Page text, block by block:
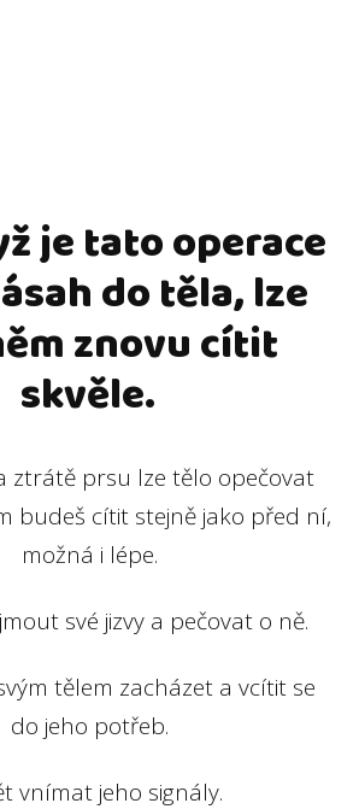
je tato operace
do těla, lze
znovu cítit
skvěle.
ztrátě prsu lze tělo opečovat
budeš cítit stejně jako před ní,
možná i lépe.
své jizvy a pečovat o ně.
tělem zacházet a vcítit se
do jeho potřeb.
vnímat jeho signály.